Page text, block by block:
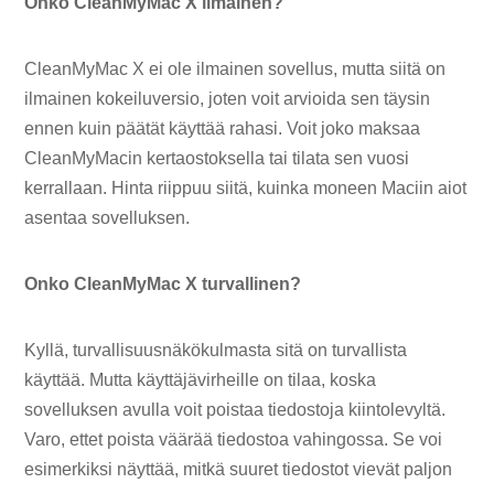
CleanMyMac X ei ole ilmainen sovellus, mutta siitä on
ilmainen kokeiluversio, joten voit arvioida sen täysin
ennen kuin päätät käyttää rahasi. Voit joko maksaa
CleanMyMacin kertaostoksella tai tilata sen vuosi
kerrallaan. Hinta riippuu siitä, kuinka moneen Maciin aiot
asentaa sovelluksen.
Onko CleanMyMac X turvallinen?
Kyllä, turvallisuusnäkökulmasta sitä on turvallista
käyttää. Mutta käyttäjävirheille on tilaa, koska
sovelluksen avulla voit poistaa tiedostoja kiintolevyltä.
Varo, ettet poista väärää tiedostoa vahingossa. Se voi
esimerkiksi näyttää, mitkä suuret tiedostot vievät paljon